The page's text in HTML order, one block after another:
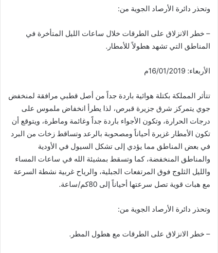
وتحذر دائرة الأرصاد الجوية من:
– خطر الانزلاق على الطرقات خلال ساعات الليل المتأخرة في
المناطق التي تشهد هطولاً للأمطار.
الأربعاء: 16/01/2019م
تتأثر المملكة بكتلة هوائية باردة جداً من أصل قطبي مرافقة لمنخفض
جوي يتمركز شرق جزيرة قبرص، لذا يطرأ انخفاض ملموس على
درجات الحرارة، وتكون الأجواء باردة جداً وغائمة وماطرة، ويتوقع أن
تكون الأمطار غزيرة أحياناً ومصحوبة بالرعد وتساقط زخات من البرد
في بعض المناطق مما يؤدي إلى تشكل السيول في الأودية
والمناطق المنخفضة، كما وتسقط بمشيئة الله في ساعات المساء
والليل الثلوج فوق المرتفعات الجبلية، والرياح غربية نشطة السرعة
مع هبات قوية تصل سرعتها أحياناً إلى 80كم/ساعة.
وتحذر دائرة الأرصاد الجوية من:
– خطر الانزلاق على الطرقات مع هطول المطر.